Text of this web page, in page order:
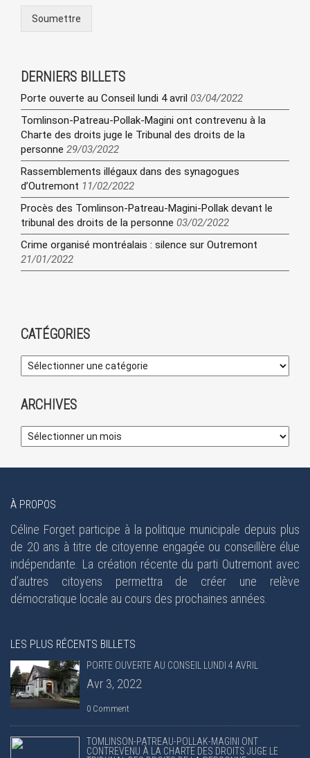
Soumettre
DERNIERS BILLETS
Porte ouverte au Conseil lundi 4 avril 03/04/2022
Tomlinson-Patreau-Pollak-Magini ont contrevenu à la
Charte des droits juge le Tribunal des droits de la
personne 29/03/2022
Rassemblements illégaux dans des synagogues
d’Outremont 11/02/2022
Procès des Tomlinson-Patreau-Magini-Pollak devant le
tribunal des droits de la personne 03/02/2022
Crime organisé montréalais : silence sur Outremont
21/01/2022
CATÉGORIES
ARCHIVES
À PROPOS
Céline Forget participe à la politique municipale depuis plus
de 20 ans à titre de citoyenne engagée ou conseillère élue
indépendante. La création récente du parti Outremont avec
d’autres citoyens permettra de créer une relève
démocratique locale au cours des prochaines années.
LES PLUS RÉCENTS BILLETS
PORTE OUVERTE AU CONSEIL LUNDI 4 AVRIL
Avr 3, 2022
0 Comment
TOMLINSON-PATREAU-POLLAK-MAGINI ONT
CONTREVENU À LA CHARTE DES DROITS JUGE LE